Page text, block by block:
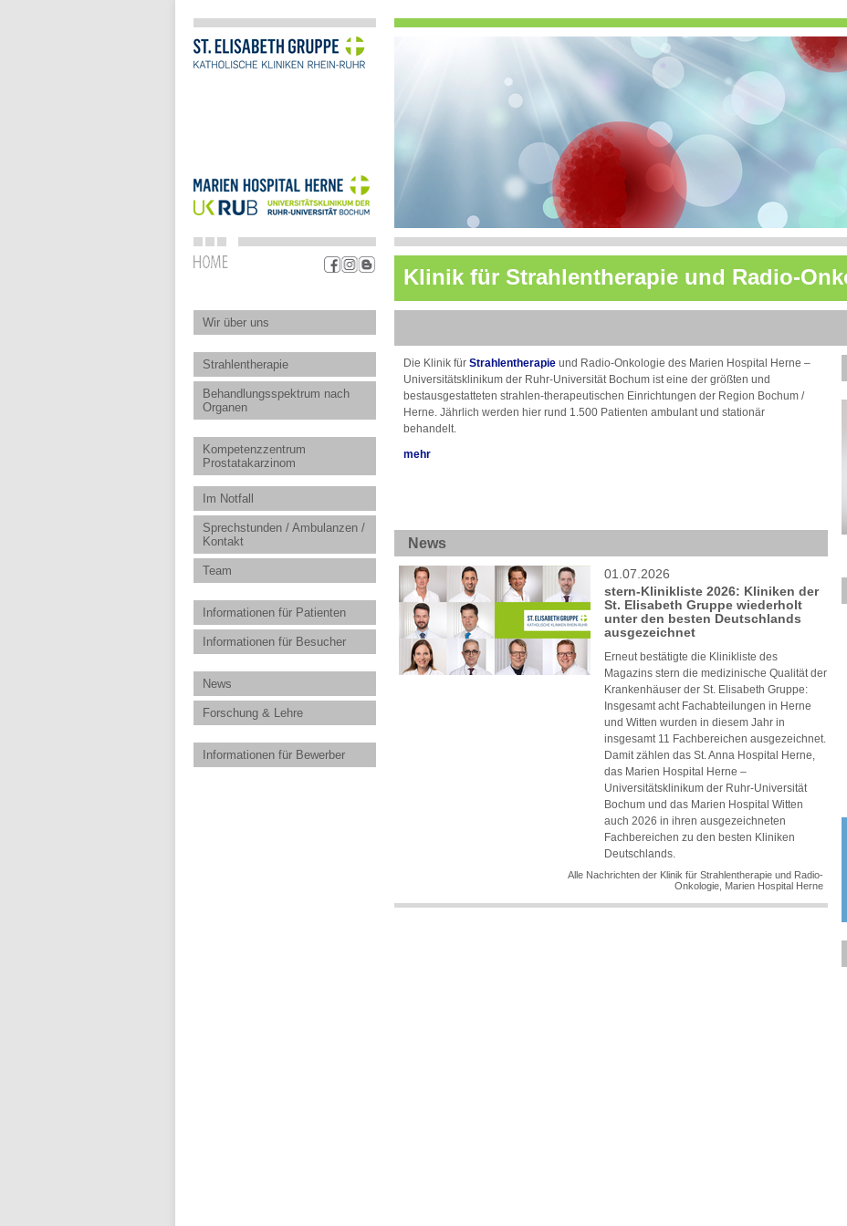
Klinik für Strahlentherapie und Radio-
Wir über uns
Strahlentherapie
Behandlungsspektrum nach
Organen
Kompetenzzentrum
Prostatakarzinom
Im Notfall
Sprechstunden / Ambulanzen /
Kontakt
Team
Informationen für Patienten
Informationen für Besucher
News
Forschung & Lehre
Informationen für Bewerber
Die Klinik für Strahlentherapie und Radio-Onkologie des Marien Hospital Herne –
Universitätsklinikum der Ruhr-Universität Bochum ist eine der größten und
bestausgestatteten strahlen-therapeutischen Einrichtungen der Region Bochum /
Herne. Jährlich werden hier rund 1.500 Patienten ambulant und stationär
behandelt.
mehr
News
01.07.2026
stern-Klinikliste 2026: Kliniken der
St. Elisabeth Gruppe wiederholt
unter den besten Deutschlands
ausgezeichnet
Erneut bestätigte die Klinikliste des
Magazins stern die medizinische Qualität der
Krankenhäuser der St. Elisabeth Gruppe:
Insgesamt acht Fachabteilungen in Herne
und Witten wurden in diesem Jahr in
insgesamt 11 Fachbereichen ausgezeichnet.
Damit zählen das St. Anna Hospital Herne,
das Marien Hospital Herne –
Universitätsklinikum der Ruhr-Universität
Bochum und das Marien Hospital Witten
auch 2026 in ihren ausgezeichneten
Fachbereichen zu den besten Kliniken
Deutschlands.
Alle Nachrichten der Klinik für Strahlentherapie und Radio-
Onkologie, Marien Hospital Herne